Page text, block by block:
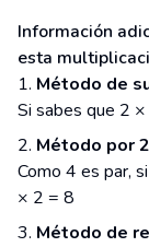
Información
esta
Método de
Si sabes que 2
Método por
Como 4 es par,
× 2 = 8
Método de